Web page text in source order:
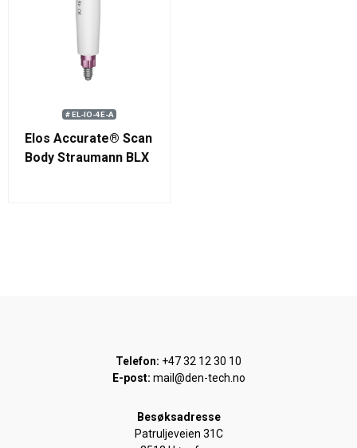
# EL-IO-4E-A
Elos Accurate® Scan
Body Straumann BLX
Telefon: +47 32 12 30 10
E-post: mail@den-tech.no
Besøksadresse
Patruljeveien 31C